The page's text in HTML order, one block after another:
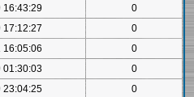
16:43:29
0
17:12:27
0
16:05:06
0
01:30:03
0
23:04:25
0